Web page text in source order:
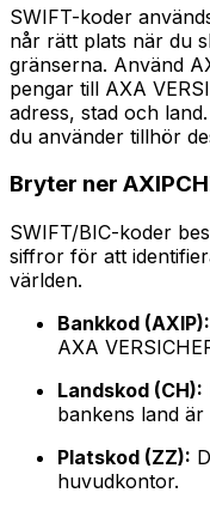
SWIFT-koder
når rätt plats när du
gränserna. Använd
pengar till AXA
adress, stad och
du använder tillhör
Bryter ner
SWIFT/BIC-koder
siffror för att
världen.
Bankkod (AXIP):
AXA
Landskod (CH):
bankens land är
Platskod (ZZ):
huvudkontor.